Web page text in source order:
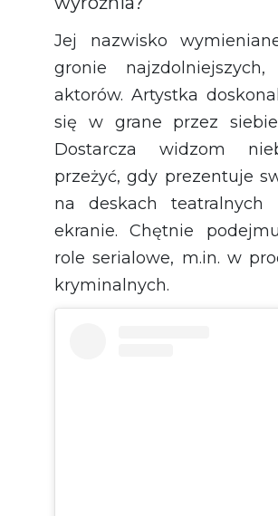
Jej nazwisko
gronie najzdolniejszych,
aktorów. Artystka
się w grane przez
Dostarcza widzom
przeżyć, gdy prezentuje
na deskach teatralnych
ekranie. Chętnie
role serialowe, m.in. w
kryminalnych.